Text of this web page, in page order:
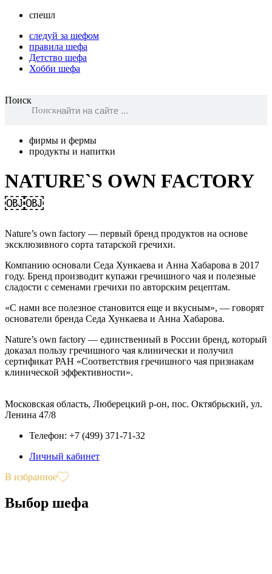
спешл
следуй за шефом
правила шефа
Детство шефа
Хобби шефа
Поиск
Поиск
фирмы и фермы
продукты и напитки
NATURE`S OWN FACTORY
￼￼
Nature’s own factory — первый бренд продуктов на основе
эксклюзивного сорта татарской гречихи.
Компанию основали Седа Хункаева и Анна Хабарова в 2017
году. Бренд производит купажи гречишного чая и полезные
сладости с семенами гречихи по авторским рецептам.
«С нами все полезное становится еще и вкусным», — говорят
основатели бренда Седа Хункаева и Анна Хабарова.
Nature’s own factory — единственный в России бренд, который
доказал пользу гречишного чая клинически и получил
сертификат РАН «Соответствия гречишного чая признакам
клинической эффективности».
Московская область, Люберецкий р-он, пос. Октябрьский, ул.
Ленина 47/8
Телефон: +7 (499) 371-71-32
Личный кабинет
В избранное
Выбор шефа